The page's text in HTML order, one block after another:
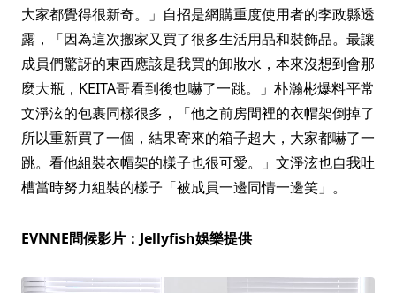
大家都覺得很新奇。」自招是網購重度使用者的李政縣透
露，「因為這次搬家又買了很多生活用品和裝飾品。最讓
成員們驚訝的東西應該是我買的卸妝水，本來沒想到會那
麼大瓶，KEITA哥看到後也嚇了一跳。」朴瀚彬爆料平常
文淨泫的包裹同樣很多，「他之前房間裡的衣帽架倒掉了
所以重新買了一個，結果寄來的箱子超大，大家都嚇了一
跳。看他組裝衣帽架的樣子也很可愛。」文淨泫也自我吐
槽當時努力組裝的樣子「被成員一邊同情一邊笑」。
EVNNE問候影片：Jellyfish娛樂提供